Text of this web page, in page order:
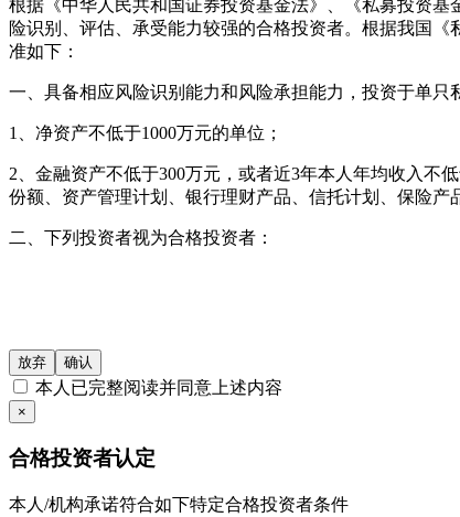
根据《中华人民共和国证券投资基金法》、《私募投资
险识别、评估、承受能力较强的合格投资者。根据我国
准如下：
一、具备相应风险识别能力和风险承担能力，投资于单只
1、净资产不低于1000万元的单位；
2、金融资产不低于300万元，或者近3年本人年均收入不
份额、资产管理计划、银行理财产品、信托计划、保险产
二、下列投资者视为合格投资者：
3、投资于所管理私募基金的私募基金管理人及其从业人员
4、中国证监会规定的其他投资者。
仔细审阅相关金融产品的合同文件等以了解其风险因素,
基金产品净值可能会有较大的波动, 并可能在短时间内大
放弃 确认
本人已完整阅读并同意上述内容
×
合格投资者认定
本人/机构承诺符合如下特定合格投资者条件